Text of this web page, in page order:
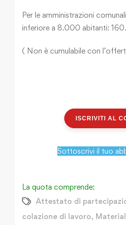
Per le amministrazioni
inferiore a 8.000 abitanti:
( Non è cumulabile con
ISCRIVITI AL
Sottoscrivi il tuo
La quota comprende:
Attestato di
colazione di lavoro,